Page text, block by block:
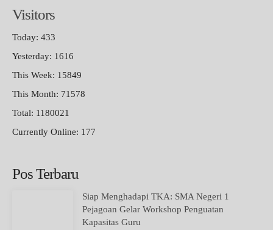
Visitors
Today: 433
Yesterday: 1616
This Week: 15849
This Month: 71578
Total: 1180021
Currently Online: 177
Pos Terbaru
Siap Menghadapi TKA: SMA Negeri 1
Pejagoan Gelar Workshop Penguatan
Kapasitas Guru